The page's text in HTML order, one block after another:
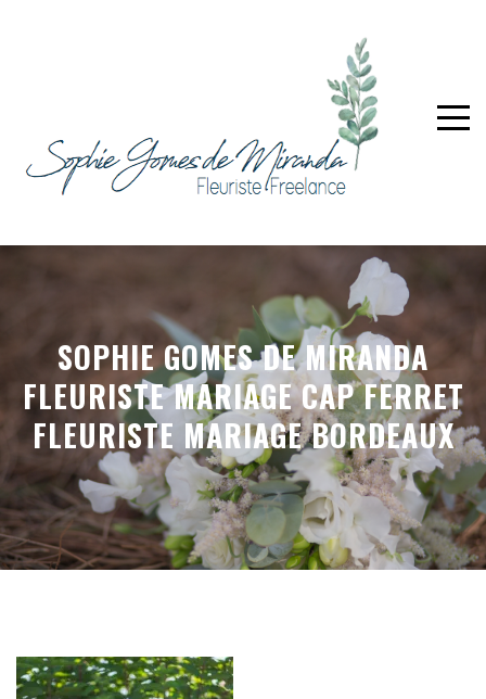
SOPHIE GOMES DE MIRANDA
FLEURISTE MARIAGE CAP FERRET
FLEURISTE MARIAGE BORDEAUX